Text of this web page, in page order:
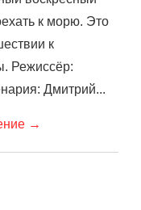
к морю. Это
к
Режиссёр:
Дмитрий...
→